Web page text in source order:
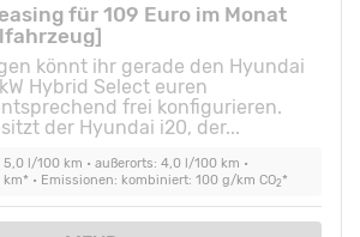
für 109 Euro im Monat
könnt ihr gerade den Hyundai
Hybrid Select euren
frei konfigurieren.
der Hyundai i20, der...
l/100 km • außerorts: 4,0 l/100 km •
• Emissionen: kombiniert: 100 g/km CO2*